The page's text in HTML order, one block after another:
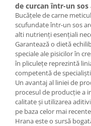
de curcan într-un sos
Bucățele de carne
scufundate într-un sos
alti nutrienți esențiali
Garantează o dietă
speciale ale pisicilor în
în pliculețe reprezintă
competentă de
Un avantaj al liniei de
procesul de producție a
calitate și utilizarea
pe baza celor mai
Hrana este o sursă